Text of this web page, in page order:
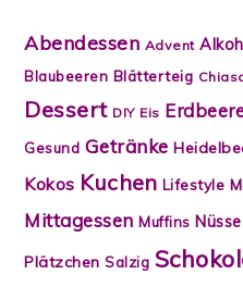
Abendessen Advent
Blaubeeren Blätterteig
Dessert DIY Eis
Gesund Getränke
Kokos Kuchen Lifestyle
Mittagessen Muffins Nüsse
Plätzchen Salzig